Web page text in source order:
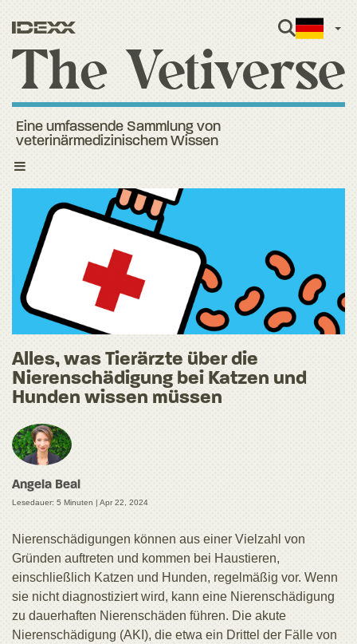
Toggle
Eine umfassende Sammlung von
veterinärmedizinischem Wissen
Alles, was Tierärzte über die
Nierenschädigung bei Katzen und
Hunden wissen müssen
Angela Beal
Lesedauer: 5 Minuten | Apr 22, 2024
Nierenschädigungen können aus einer Vielzahl von
Gründen auftreten und kommen bei Haustieren,
einschließlich Katzen und Hunden, regelmäßig vor. Wenn
sie nicht diagnostiziert wird, kann eine Nierenschädigung
zu dauerhaften Nierenschäden führen. Die akute
Nierenschädigung (AKI), die etwa ein Drittel der Fälle von